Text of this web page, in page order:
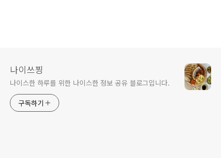
나이쓰찡
나이스한 하루를 위한 나이스한 정보 공유 블로그입니다.
구독하기